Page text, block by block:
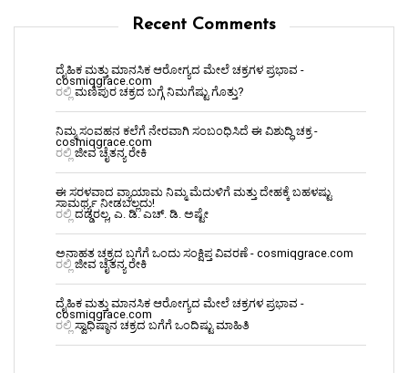
Recent Comments
ದೈಹಿಕ ಮತ್ತು ಮಾನಸಿಕ ಆರೋಗ್ಯದ ಮೇಲೆ ಚಕ್ರಗಳ ಪ್ರಭಾವ -
cosmiqgrace.com
ರಲ್ಲಿ ಮಣಿಪುರ ಚಕ್ರದ ಬಗ್ಗೆ ನಿಮಗೆಷ್ಟು ಗೊತ್ತು?
ನಿಮ್ಮ ಸಂವಹನ ಕಲೆಗೆ ನೇರವಾಗಿ ಸಂಬಂಧಿಸಿದೆ ಈ ವಿಶುದ್ಧಿ ಚಕ್ರ -
cosmiqgrace.com
ರಲ್ಲಿ ಜೀವ ಚೈತನ್ಯ ರೇಕಿ
ಈ ಸರಳವಾದ ವ್ಯಾಯಾಮ ನಿಮ್ಮ ಮೆದುಳಿಗೆ ಮತ್ತು ದೇಹಕ್ಕೆ ಬಹಳಷ್ಟು
ಸಾಮರ್ಥ್ಯ ನೀಡಬಲ್ಲದು!
ರಲ್ಲಿ ದಡ್ಡರಲ್ಲ, ಎ. ಡಿ. ಎಚ್. ಡಿ. ಅಷ್ಟೇ
ಅನಾಹತ ಚಕ್ರದ ಬಗೆಗೆ ಒಂದು ಸಂಕ್ಷಿಪ್ತ ವಿವರಣೆ - cosmiqgrace.com
ರಲ್ಲಿ ಜೀವ ಚೈತನ್ಯ ರೇಕಿ
ದೈಹಿಕ ಮತ್ತು ಮಾನಸಿಕ ಆರೋಗ್ಯದ ಮೇಲೆ ಚಕ್ರಗಳ ಪ್ರಭಾವ -
cosmiqgrace.com
ರಲ್ಲಿ ಸ್ವಾಧಿಷ್ಠಾನ ಚಕ್ರದ ಬಗೆಗೆ ಒಂದಿಷ್ಟು ಮಾಹಿತಿ